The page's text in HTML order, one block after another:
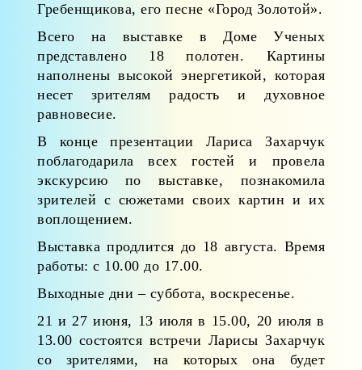
Гребенщикова, его песне «Город Золотой».
Всего на выставке в Доме Ученых
представлено 18 полотен. Картины
наполнены высокой энергетикой, которая
несет зрителям радость и духовное
равновесие.
В конце презентации Лариса Захарчук
поблагодарила всех гостей и провела
экскурсию по выставке, познакомила
зрителей с сюжетами своих картин и их
воплощением.
Выставка продлится до 18 августа. Время
работы: с 10.00 до 17.00.
Выходные дни – суббота, воскресенье.
21 и 27 июня, 13 июля в 15.00, 20 июля в
13.00 состоятся встречи Ларисы Захарчук
со зрителями, на которых она будет